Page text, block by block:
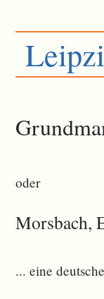
oder
Morsbach,
... eine